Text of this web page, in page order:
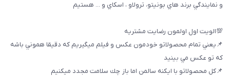
و نمايندگي برند هاي بونيتو، ترولاو ، اسكاي و ... هستيم
💯الويت اول اولمون رضايت مشتريه
📌يعني تمام محصولاتو خودمون عكس و فيلم ميگيريم كه دقيقا هموني باشه
كه تو عكس مي بينيد
📌كل محصولاتو با ايكنه سالمن اما باز چك سلامت مجدد ميكنيم